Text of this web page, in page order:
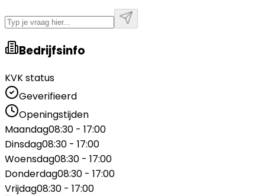
Bedrijfsinfo
KVK status
Geverifieerd
Openingstijden
Maandag08:30 - 17:00
Dinsdag08:30 - 17:00
Woensdag08:30 - 17:00
Donderdag08:30 - 17:00
Vrijdag08:30 - 17:00